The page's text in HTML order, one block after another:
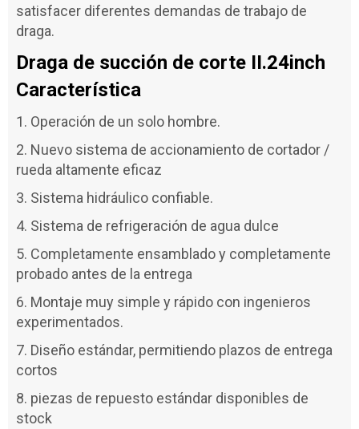
satisfacer diferentes demandas de trabajo de
draga.
Draga de succión de corte II.24inch
Característica
1. Operación de un solo hombre.
2. Nuevo sistema de accionamiento de cortador /
rueda altamente eficaz
3. Sistema hidráulico confiable.
4. Sistema de refrigeración de agua dulce
5. Completamente ensamblado y completamente
probado antes de la entrega
6. Montaje muy simple y rápido con ingenieros
experimentados.
7. Diseño estándar, permitiendo plazos de entrega
cortos
8. piezas de repuesto estándar disponibles de
stock